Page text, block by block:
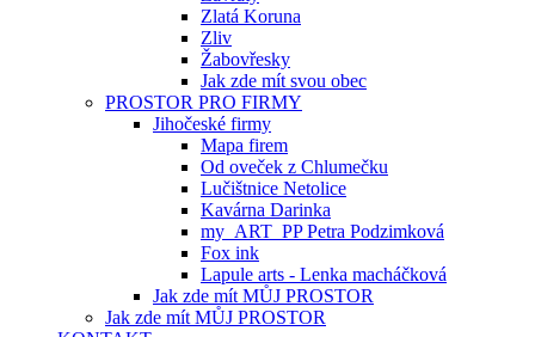
Zlatá Koruna
Zliv
Žabovřesky
Jak zde mít svou obec
PROSTOR PRO FIRMY
Jihočeské firmy
Mapa firem
Od oveček z Chlumečku
Lučištnice Netolice
Kavárna Darinka
my_ART_PP Petra Podzimková
Fox ink
Lapule arts - Lenka macháčková
Jak zde mít MŮJ PROSTOR
Jak zde mít MŮJ PROSTOR